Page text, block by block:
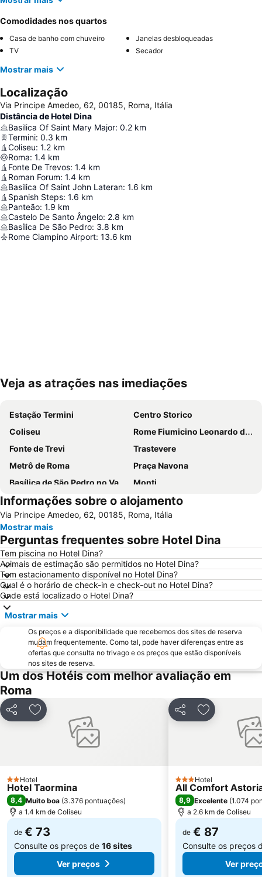
Comodidades nos quartos
Casa de banho com chuveiro
Janelas desbloqueadas
TV
Secador
Mostrar mais
Localização
Via Principe Amedeo, 62, 00185, Roma, Itália
Distância de Hotel Dina
Basilica Of Saint Mary Major: 0.2 km
Termini: 0.3 km
Coliseu: 1.2 km
Roma: 1.4 km
Fonte De Trevos: 1.4 km
Roman Forum: 1.4 km
Basilica Of Saint John Lateran: 1.6 km
Spanish Steps: 1.6 km
Panteão: 1.9 km
Castelo De Santo Ângelo: 2.8 km
Basílica De São Pedro: 3.8 km
Rome Ciampino Airport: 13.6 km
Ampliar mapa
Veja as atrações nas imediações
Estação Termini
Centro Storico
Coliseu
Rome Fiumicino Leonardo da Vinci International Airport
Fonte de Trevi
Trastevere
Metrô de Roma
Praça Navona
Basílica de São Pedro no Vaticano
Monti
Termini Metro Station
Praça de Espanha
Prati
Panteão
Basílica de Santa Maria Maggiore
Barberini - Fontana di Trevi Metro Station
International Airport Roma Ciampino
Praça de São Pedro
Trevi
Ostia
Lungotevere Castello & Vaticano
Via del Corso
Museu Vaticano
Termas de Caracala
Colosseo Metro Station
Estádio Olímpico de Roma
Parioli
La Sapienza - Città Universitaria
La Santa Sede
Fiera di Roma
Via Nazionale
Via Veneto Rome
Ostia Antica
Roma Ostiense Railway Station
Nomentano - San Lorenzo
Piazza Campo de' Fiori
Stazione Tiburtina
Fórum Romano
Ottaviano - San Pietro - Musei Vaticani Metro Station
Lido di Ostia Levante
San Giovanni
Santa Cecilia in Trastevere
Santa Maria en Trastevere
Informações sobre o alojamento
Via Principe Amedeo, 62, 00185, Roma, Itália
Mostrar mais
Perguntas frequentes sobre Hotel Dina
Tem piscina no Hotel Dina?
Animais de estimação são permitidos no Hotel Dina?
Tem estacionamento disponível no Hotel Dina?
Qual é o horário de check-in e check-out no Hotel Dina?
Onde está localizado o Hotel Dina?
Mostrar mais
Os preços e a disponibilidade que recebemos dos sites de reserva
mudam frequentemente. Como tal, pode haver diferenças entre as
ofertas que consulta no trivago e os preços que estão disponíveis
nos sites de reserva.
Um dos Hotéis com melhor avaliação em
Roma
PartilharAdicionar aos favoritos
2 Estrelas
Hotel
Hotel Taormina
8,4 Muito boa (3.376 pontuações)
a 1.4 km de Coliseu
de € 73
Consulte os preços de 16 sites
Ver preços
PartilharAdicionar
3 Estrelas
Hotel
All Comfort
8,9 Excelente (1.074
a 2.6 km de Coliseu
de € 87
Consulte os preços
Ver